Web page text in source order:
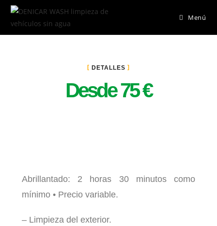
Menú
DETALLES
Desde 75 €
Abrillantado: 2 horas 30 minutos como
mínimo • Precio variable.
– Limpieza del exterior.